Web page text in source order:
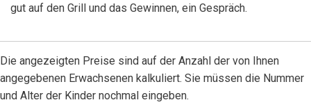
gut auf den Grill und das Gewinnen, ein Gespräch.
Die angezeigten Preise sind auf der Anzahl der von Ihnen
angegebenen Erwachsenen kalkuliert. Sie müssen die Nummer
und Alter der Kinder nochmal eingeben.